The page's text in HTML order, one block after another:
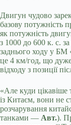
Двигун чудово
базову потужність
як потужність
з 1000 до 600 к. с.
заднього ходу у БМ
це 4 км/год, що
відходу з позиції
«Але куди цікавіше
із Китаєм, вони не
розчарування
танками — Авт.).